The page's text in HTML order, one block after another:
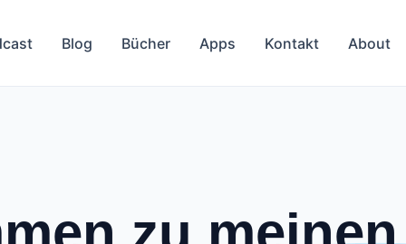
Blog Bücher Apps Kontakt About